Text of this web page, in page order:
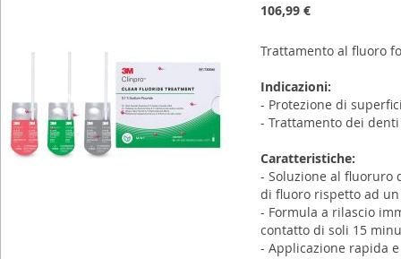
106,99 €
Trattamento al fluoro
Indicazioni:
- Protezione di
- Trattamento dei
Caratteristiche:
- Soluzione al fluoruro
di fluoro rispetto ad
- Formula a rilascio
contatto di soli 15
- Applicazione rapida